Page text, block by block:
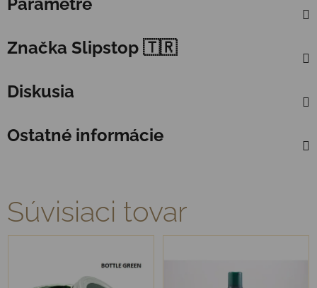
Značka Slipstop 🇹🇷
Diskusia
Ostatné informácie
Súvisiaci tovar